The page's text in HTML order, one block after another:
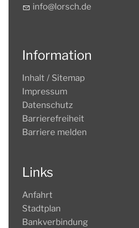
nf
l rsch d
Information
Inhalt / Sitemap
Impressum
Datenschutz
Barrierefreiheit
Barriere melden
Links
Anfahrt
Stadtplan
Bankverbindung